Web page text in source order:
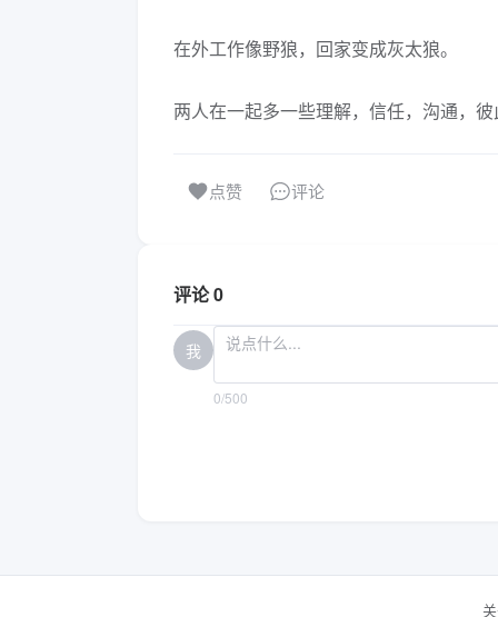
在外工作像野狼，回家变成灰太狼。
两人在一起多一些理解，信任，沟通，
点赞 评论
评论 0
我
0/500